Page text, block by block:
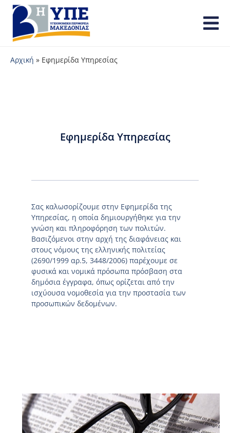
Αρχική » Εφημερίδα Υπηρεσίας
Εφημερίδα Υπηρεσίας
Σας καλωσορίζουμε στην Εφημερίδα της
Υπηρεσίας, η οποία δημιουργήθηκε για την
γνώση και πληροφόρηση των πολιτών.
Βασιζόμενοι στην αρχή της διαφάνειας και
στους νόμους της ελληνικής πολιτείας
(2690/1999 αρ.5, 3448/2006) παρέχουμε σε
φυσικά και νομικά πρόσωπα πρόσβαση στα
δημόσια έγγραφα, όπως ορίζεται από την
ισχύουσα νομοθεσία για την προστασία των
προσωπικών δεδομένων.